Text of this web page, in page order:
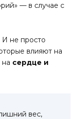
— в случае с
И не просто
влияют на
сердце и
вес,